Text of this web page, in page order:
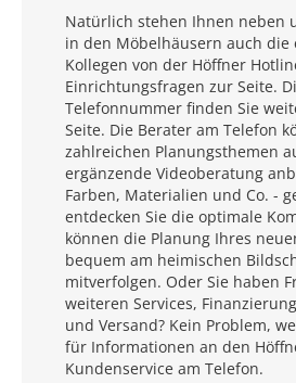
Natürlich stehen Ihnen neben
in den Möbelhäusern auch die
Kollegen von der Höffner
Einrichtungsfragen zur Seite.
Telefonnummer finden Sie
Seite. Die Berater am Telefon
zahlreichen Planungsthemen
ergänzende Videoberatung
Farben, Materialien und Co. -
entdecken Sie die optimale
können die Planung Ihres
bequem am heimischen
mitverfolgen. Oder Sie haben
weiteren Services,
und Versand? Kein Problem,
für Informationen an den
Kundenservice am Telefon.